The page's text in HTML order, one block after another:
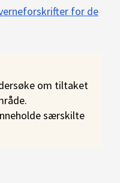
for de
om tiltaket
særskilte